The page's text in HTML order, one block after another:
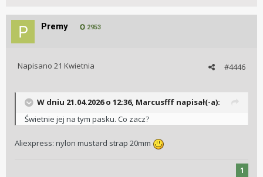
Premy 2953
#4446
Napisano 21 Kwietnia
W dniu 21.04.2026 o 12:36, Marcusfff napisał(-a):
Świetnie jej na tym pasku. Co zacz?
Aliexpress: nylon mustard strap 20mm
1